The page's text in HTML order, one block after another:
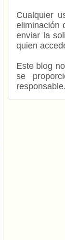
Cualquier
eliminación
enviar la
quien
Este blog
se